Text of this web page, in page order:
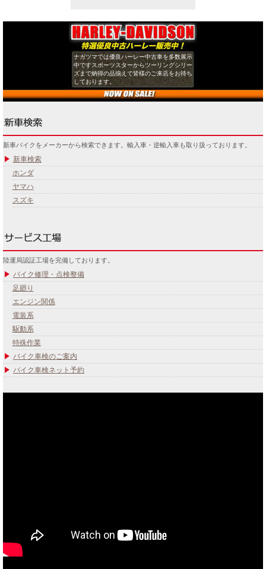
ナガツマでは優良ハーレー中古車を多数展示
中ですスポーツスターからツーリングシリー
ズまで納得の品揃えで皆様のご来店をお待ち
しております。
新車バイクをメーカーから検索できます。輸入車・逆輸入車も取り扱っております。
新車検索
ホンダ
ヤマハ
スズキ
陸運局認証工場を完備しております。
バイク修理・点検整備
足廻り
エンジン関係
電装系
駆動系
特殊作業
バイク車検のご案内
バイク車検ネット予約